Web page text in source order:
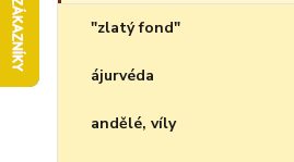
"zlatý fond"
ájurvéda
andělé, víly